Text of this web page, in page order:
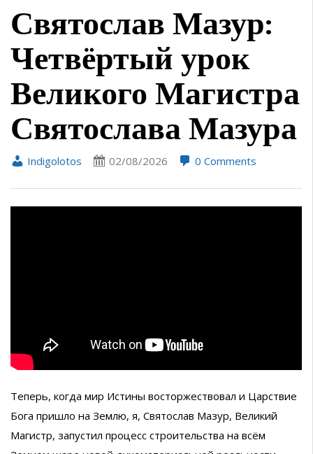
Святослав Мазур:
Четвёртый урок
Великого Магистра
Святослава Мазура
Indigolotos 02/08/2026 0 Comments
Теперь, когда мир Истины восторжествовал и Царствие
Бога пришло на Землю, я, Святослав Мазур, Великий
Магистр, запустил процесс строительства на всём